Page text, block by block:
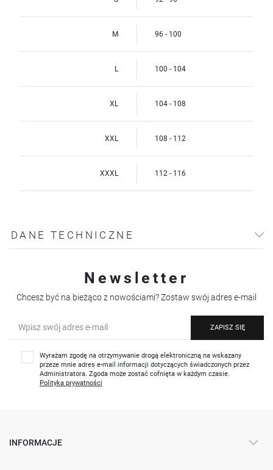
M 96 - 100
L 100 - 104
XL 104 - 108
XXL 108 - 112
XXXL 112 - 116
DANE TECHNICZNE
Newsletter
Chcesz być na bieżąco z nowościami? Zostaw swój adres e-mail
ZAPISZ SIĘ
Wyrażam zgodę na otrzymywanie drogą elektroniczną na wskazany
przeze mnie adres e-mail informacji dotyczących świadczonych przez
Administratora. Zgoda może zostać cofnięta w każdym czasie.
Polityka prywatności
INFORMACJE